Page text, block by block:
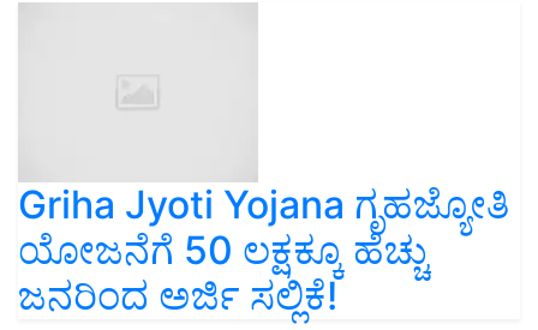
Griha Jyoti Yojana ಗೃಹಜ್ಯೋತಿ
ಯೋಜನೆಗೆ 50 ಲಕ್ಷಕ್ಕೂ ಹೆಚ್ಚು
ಜನರಿಂದ ಅರ್ಜಿ ಸಲ್ಲಿಕೆ!